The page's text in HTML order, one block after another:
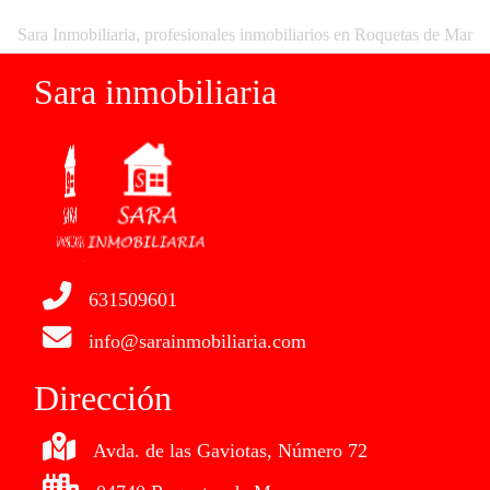
Sara Inmobiliaria, profesionales inmobiliarios en Roquetas de Mar
Sara inmobiliaria
631509601
info@sarainmobiliaria.com
Dirección
Avda. de las Gaviotas, Número 72